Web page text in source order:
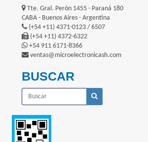
Tte. Gral. Perón 1455 - Paraná 180
CABA - Buenos Aires - Argentina
(+54 +11) 4371-0123 / 6507
(+54 +11) 4372-6322
+54 911 6171-8366
ventas@microelectronicash.com
BUSCAR